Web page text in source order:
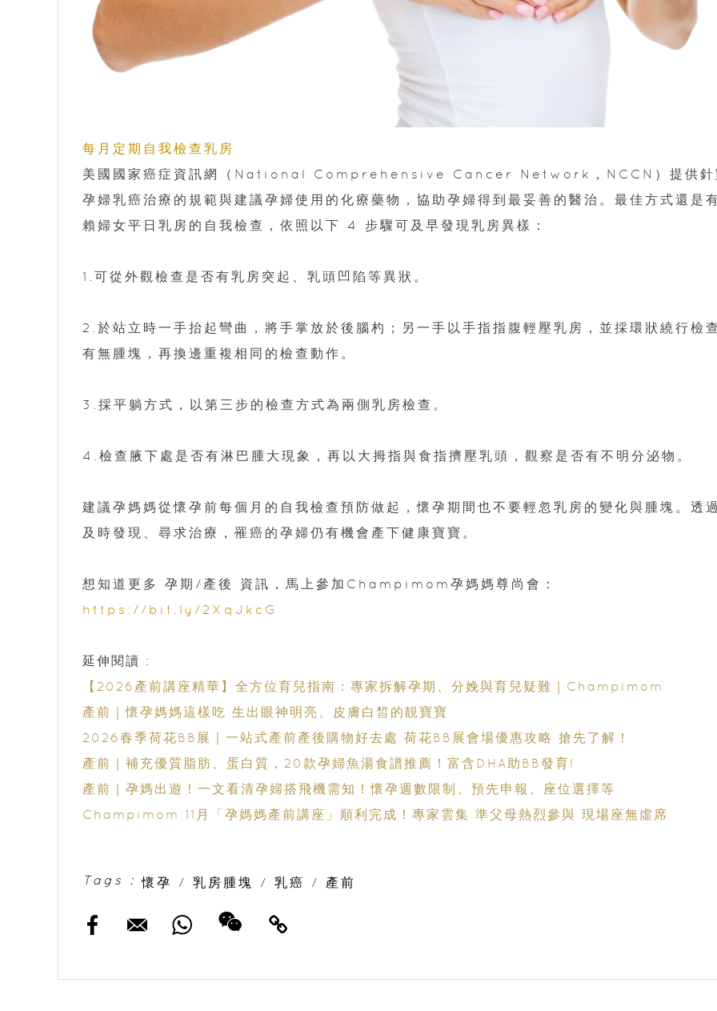
每月定期自我檢查乳房
美國國家癌症資訊網（National Comprehensive Cancer Network，NCCN）提供針
孕婦乳癌治療的規範與建議孕婦使用的化療藥物，協助孕婦得到最妥善的醫治。最佳方式還是
賴婦女平日乳房的自我檢查，依照以下 4 步驟可及早發現乳房異樣：
1.可從外觀檢查是否有乳房突起、乳頭凹陷等異狀。
2.於站立時一手抬起彎曲，將手掌放於後腦杓；另一手以手指指腹輕壓乳房，並採環狀繞行檢
有無腫塊，再換邊重複相同的檢查動作。
3.採平躺方式，以第三步的檢查方式為兩側乳房檢查。
4.檢查腋下處是否有淋巴腫大現象，再以大拇指與食指擠壓乳頭，觀察是否有不明分泌物。
建議孕媽媽從懷孕前每個月的自我檢查預防做起，懷孕期間也不要輕忽乳房的變化與腫塊。透
及時發現、尋求治療，罹癌的孕婦仍有機會產下健康寶寶。
想知道更多 孕期/產後 資訊，馬上參加Champimom孕媽媽尊尚會：
https://bit.ly/2XqJkcG
延伸閱讀 :
【2026產前講座精華】全方位育兒指南：專家拆解孕期、分娩與育兒疑難｜Champimom
產前｜懷孕媽媽這樣吃 生出眼神明亮、皮膚白皙的靚寶寶
2026春季荷花BB展｜一站式產前產後購物好去處 荷花BB展會場優惠攻略 搶先了解！
產前｜補充優質脂肪、蛋白質，20款孕婦魚湯食譜推薦！富含DHA助BB發育!
產前｜孕媽出遊！一文看清孕婦搭飛機需知！懷孕週數限制、預先申報、座位選擇等
Champimom 11月「孕媽媽產前講座」順利完成！專家雲集 準父母熱烈參與 現場座無虛席
Tags : 懷孕 / 乳房腫塊 / 乳癌 / 產前